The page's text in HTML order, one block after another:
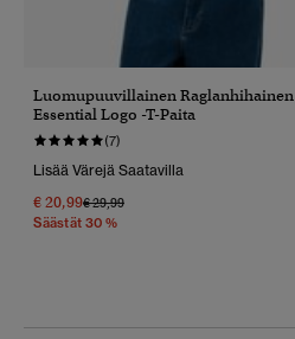
Luomupuuvillainen Raglanhihainen
Essential Logo -t-Paita
(7)
Lisää Värejä Saatavilla
€ 20,99Hinta Alennettu Hinnasta
€ 29,99Hintaan
Säästät 30 %